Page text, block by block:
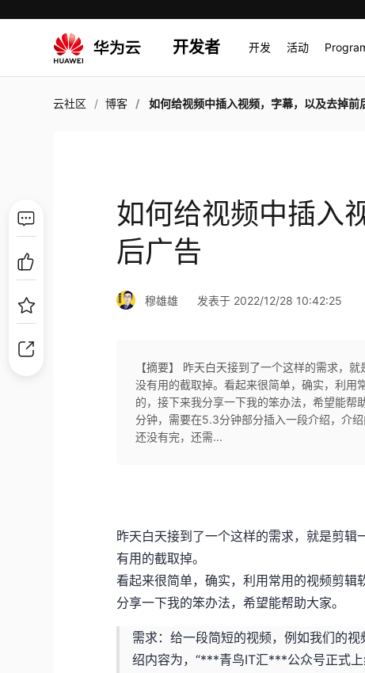
开发者 开发 活动
云社区 博客 如何给视频中插入视频，字幕，以及去掉前后广
如何给视频中插入
后广告
穆雄雄 发表于 2022/12/28 10:42:25
【摘要】 昨天白天接到了一个这样的需求，
没有用的截取掉。看起来很简单，确实，利用
的，接下来我分享一下我的笨办法，希望能
分钟，需要在5.3分钟部分插入一段介绍，介
还没有完，还需...
昨天白天接到了一个这样的需求，就是剪
有用的截取掉。
看起来很简单，确实，利用常用的视频剪
分享一下我的笨办法，希望能帮助大家。
需求：给一段简短的视频，例如我们的
绍内容为，“***青鸟IT汇***公众号正式